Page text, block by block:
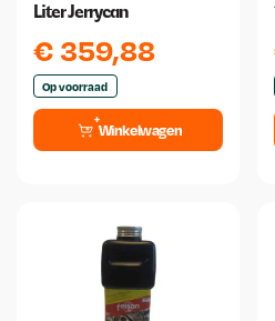
Liter Jerrycan
€ 359,88
Op voorraad
Winkelwagen